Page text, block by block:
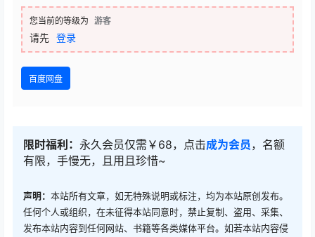
您当前的等级为 游客
请先 登录
百度网盘
限时福利： 永久会员仅需￥68，点击成为会员 ，名额
有限，手慢无，且用且珍惜~
声明： 本站所有文章，如无特殊说明或标注，均为本站原创发布。
任何个人或组织，在未征得本站同意时，禁止复制、盗用、采集、
发布本站内容到任何网站、书籍等各类媒体平台。如若本站内容侵